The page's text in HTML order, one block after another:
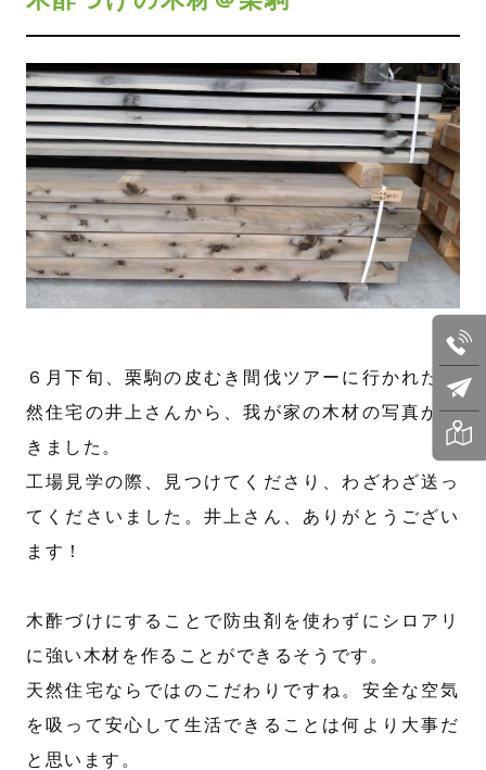
６月下旬、栗駒の皮むき間伐ツアーに行かれた天
然住宅の井上さんから、我が家の木材の写真が届
きました。
工場見学の際、見つけてくださり、わざわざ送っ
てくださいました。井上さん、ありがとうござい
ます！
木酢づけにすることで防虫剤を使わずにシロアリ
に強い木材を作ることができるそうです。
天然住宅ならではのこだわりですね。安全な空気
を吸って安心して生活できることは何より大事だ
と思います。